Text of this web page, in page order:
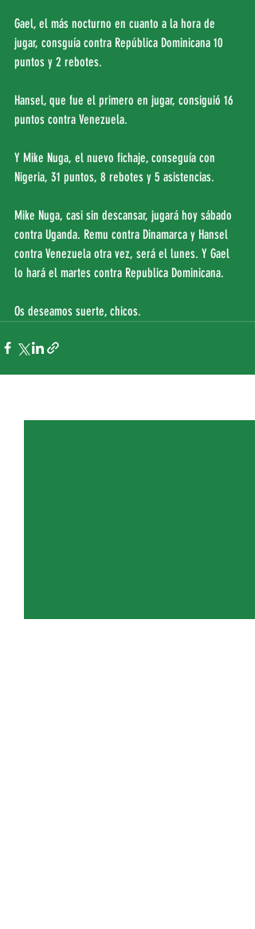
Gael, el más nocturno en cuanto a la hora de
jugar, consguía contra República Dominicana 10
puntos y 2 rebotes.
Hansel, que fue el primero en jugar, consiguió 16
puntos contra Venezuela.
Y Mike Nuga, el nuevo fichaje, conseguía con
Nigeria, 31 puntos, 8 rebotes y 5 asistencias.
Mike Nuga, casi sin descansar, jugará hoy sábado
contra Uganda. Remu contra Dinamarca y Hansel
contra Venezuela otra vez, será el lunes. Y Gael
lo hará el martes contra Republica Dominicana.
Os deseamos suerte, chicos.